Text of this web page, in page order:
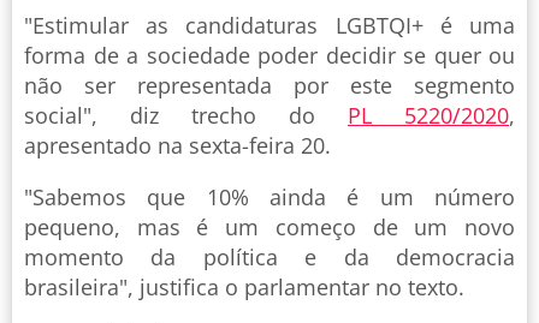
"Estimular as candidaturas LGBTQI+ é uma
forma de a sociedade poder decidir se quer ou
não ser representada por este segmento
social", diz trecho do PL 5220/2020,
apresentado na sexta-feira 20.
"Sabemos que 10% ainda é um número
pequeno, mas é um começo de um novo
momento da política e da democracia
brasileira", justifica o parlamentar no texto.